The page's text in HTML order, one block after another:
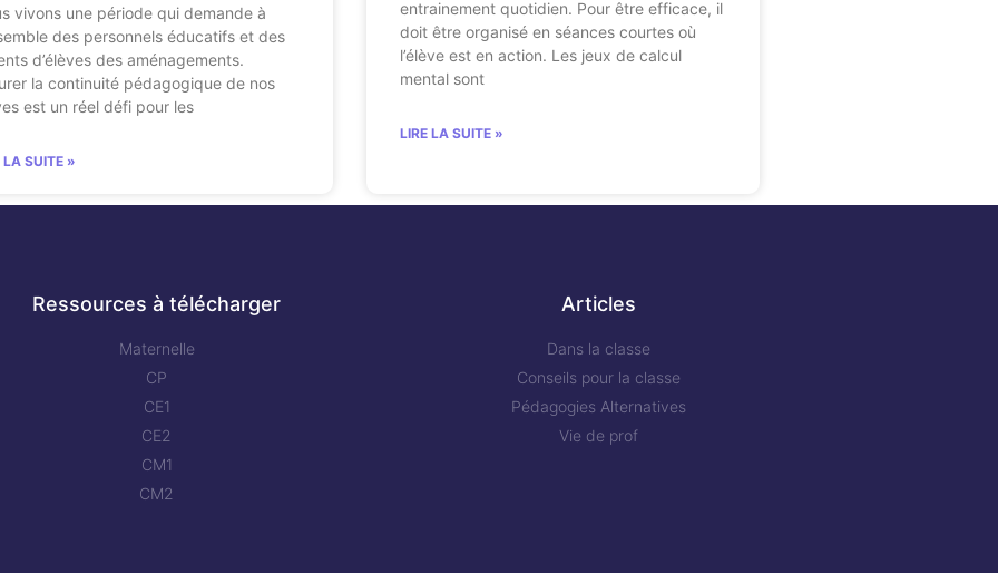
vivons une période qui demande à
des personnels éducatifs et des
d’élèves des aménagements.
la continuité pédagogique de nos
est un réel défi pour les
LA SUITE »
entrainement quotidien. Pour être efficace, il
doit être organisé en séances courtes où
l’élève est en action. Les jeux de calcul
mental sont
LIRE LA SUITE »
Ressources à télécharger
Maternelle
CP
CE1
CE2
CM1
CM2
Articles
Dans la classe
Conseils pour la classe
Pédagogies Alternatives
Vie de prof